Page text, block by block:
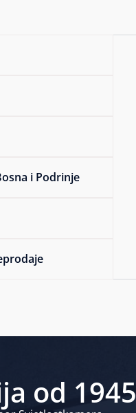
i Podrinje
od 1945